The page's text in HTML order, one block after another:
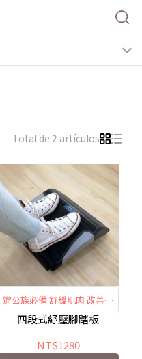
Total de 2 artículos
辦公族必備 舒緩肌肉 改善坐
姿
四段式紓壓腳踏板
NT$1280